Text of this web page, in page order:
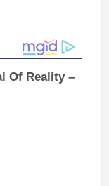
Of Reality –